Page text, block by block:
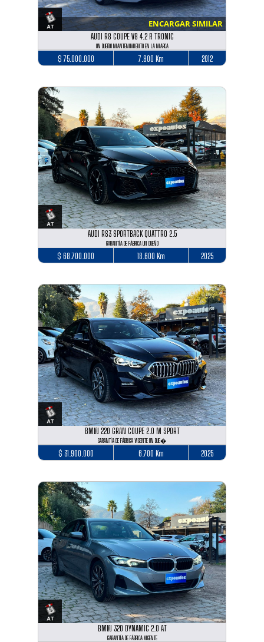
ENCARGAR SIMILAR
AUDI R8 COUPE V8 4.2 R TRONIC
UN DUEÑO MANTENIMIENTO EN LA MARCA
$ 75.000.000 7.800 Km 2012
AUDI RS3 SPORTBACK QUATTRO 2.5
GARANTÍA DE FÁBRICA UN DUEÑO
$ 68.700.000 18.600 Km 2025
BMW 220 GRAN COUPE 2.0 M SPORT
GARANTÍA DE FÁBRICA VIGENTE UN DUE�
$ 31.900.000 6.700 Km 2025
BMW 320 DYNAMIC 2.0 AT
GARANTÍA DE FÁBRICA VIGENTE